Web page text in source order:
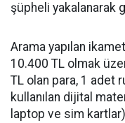
şüpheli yakalanarak
Arama yapılan
10.400 TL olmak
TL olan para, 1 adet
kullanılan dijital
laptop ve sim